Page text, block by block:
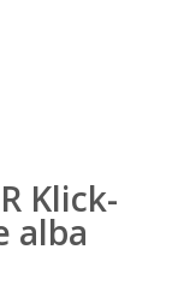
Klick-
alba